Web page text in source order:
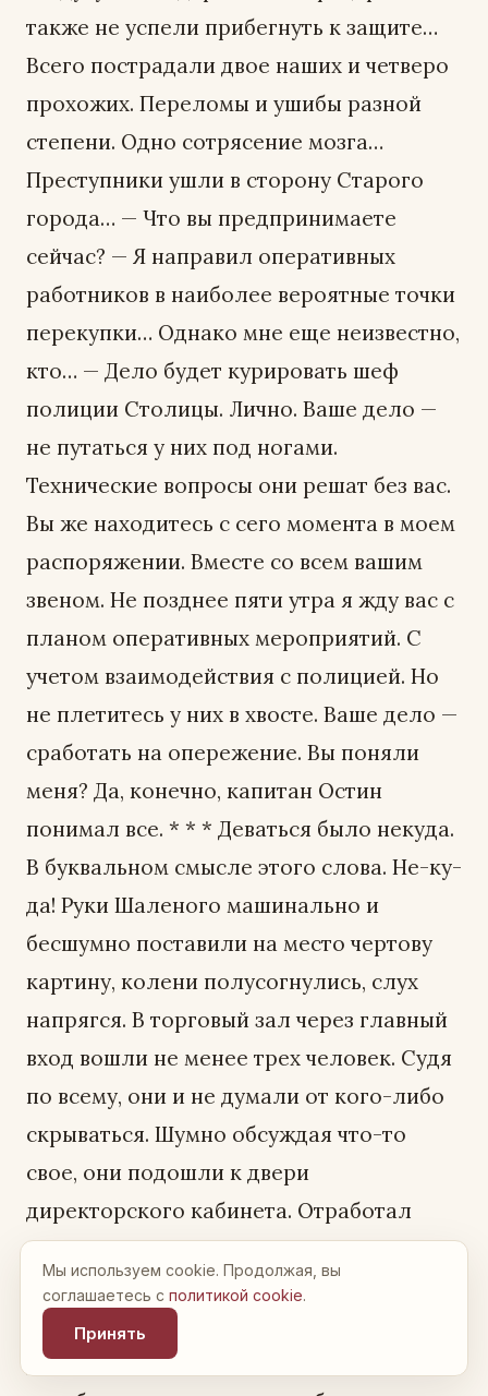
Мы используем cookie. Продолжая, вы
соглашаетесь с политикой cookie.
Принять